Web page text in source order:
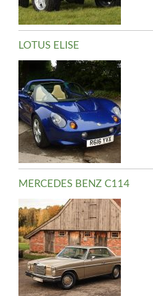
LOTUS ELISE
MERCEDES BENZ C114